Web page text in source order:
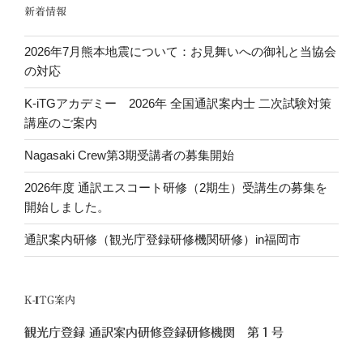
ー
シ
ョ
ン
新着情報
2026年7月熊本地震について：お見舞いへの御礼と当協会
の対応
K-iTGアカデミー 2026年 全国通訳案内士 二次試験対策
講座のご案内
Nagasaki Crew第3期受講者の募集開始
2026年度 通訳エスコート研修（2期生）受講生の募集を
開始しました。
通訳案内研修（観光庁登録研修機関研修）in福岡市
K-ITG案内
観光庁登録 通訳案内研修登録研修機関 第１号